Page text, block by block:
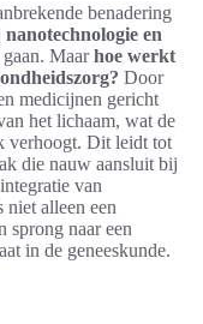
benadering
nanotechnologie en
Maarhoe werkt
Door
medicijnen gericht
het lichaam, wat de
verhoogt. Dit leidt tot
die nauw aansluit bij
van
niet alleen een
sprong naar een
in de geneeskunde.